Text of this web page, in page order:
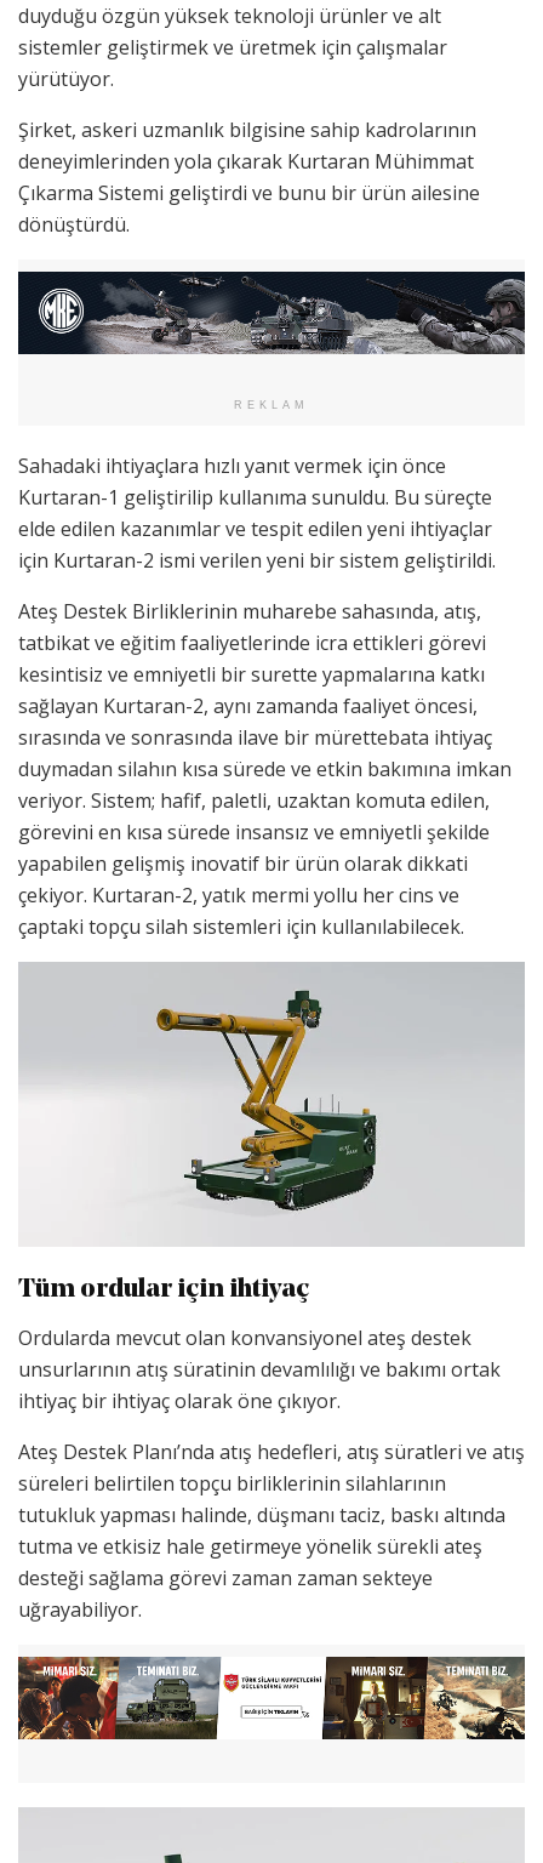
duyduğu özgün yüksek teknoloji ürünler ve alt
sistemler geliştirmek ve üretmek için çalışmalar
yürütüyor.
Şirket, askeri uzmanlık bilgisine sahip kadrolarının
deneyimlerinden yola çıkarak Kurtaran Mühimmat
Çıkarma Sistemi geliştirdi ve bunu bir ürün ailesine
dönüştürdü.
REKLAM
Sahadaki ihtiyaçlara hızlı yanıt vermek için önce
Kurtaran-1 geliştirilip kullanıma sunuldu. Bu süreçte
elde edilen kazanımlar ve tespit edilen yeni ihtiyaçlar
için Kurtaran-2 ismi verilen yeni bir sistem geliştirildi.
Ateş Destek Birliklerinin muharebe sahasında, atış,
tatbikat ve eğitim faaliyetlerinde icra ettikleri görevi
kesintisiz ve emniyetli bir surette yapmalarına katkı
sağlayan Kurtaran-2, aynı zamanda faaliyet öncesi,
sırasında ve sonrasında ilave bir mürettebata ihtiyaç
duymadan silahın kısa sürede ve etkin bakımına imkan
veriyor. Sistem; hafif, paletli, uzaktan komuta edilen,
görevini en kısa sürede insansız ve emniyetli şekilde
yapabilen gelişmiş inovatif bir ürün olarak dikkati
çekiyor. Kurtaran-2, yatık mermi yollu her cins ve
çaptaki topçu silah sistemleri için kullanılabilecek.
Tüm ordular için ihtiyaç
Ordularda mevcut olan konvansiyonel ateş destek
unsurlarının atış süratinin devamlılığı ve bakımı ortak
ihtiyaç bir ihtiyaç olarak öne çıkıyor.
Ateş Destek Planı’nda atış hedefleri, atış süratleri ve atış
süreleri belirtilen topçu birliklerinin silahlarının
tutukluk yapması halinde, düşmanı taciz, baskı altında
tutma ve etkisiz hale getirmeye yönelik sürekli ateş
desteği sağlama görevi zaman zaman sekteye
uğrayabiliyor.